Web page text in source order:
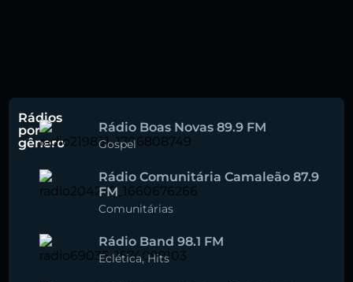
Rádios
por
gênero
Rádio Boas Novas 89.9 FM
Gospel
Rádio Comunitária Camaleão 87.9
FM
Comunitárias
Rádio Band 98.1 FM
Eclética,Hits